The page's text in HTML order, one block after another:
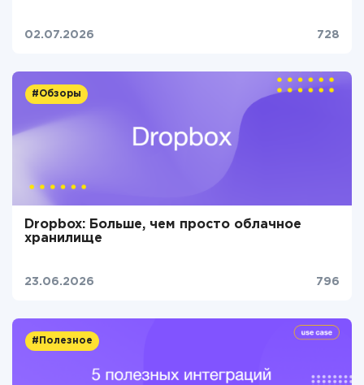
02.07.2026 728
#Обзоры
Dropbox: Больше, чем просто облачное
хранилище
23.06.2026 796
#Полезное